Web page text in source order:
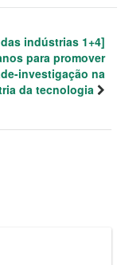
indústrias 1+4]
para promover
investigação na
da tecnologia